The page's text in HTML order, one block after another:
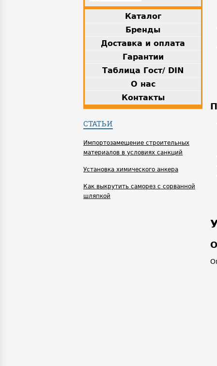
Каталог
Бренды
Доставка и оплата
Гарантии
Таблица Гост/ DIN
О нас
Контакты
СТАТЬИ
Импортозамещение строительных
материалов в условиях санкций
Установка химического анкера
Как выкрутить саморез с сорванной
шляпкой